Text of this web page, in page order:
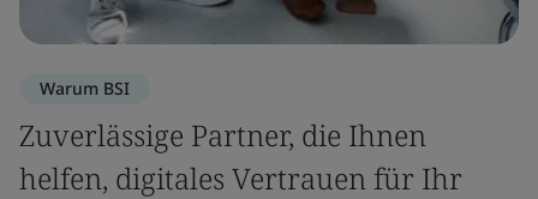
Warum BSI
Zuverlässige Partner, die Ihnen
helfen, digitales Vertrauen für Ihr